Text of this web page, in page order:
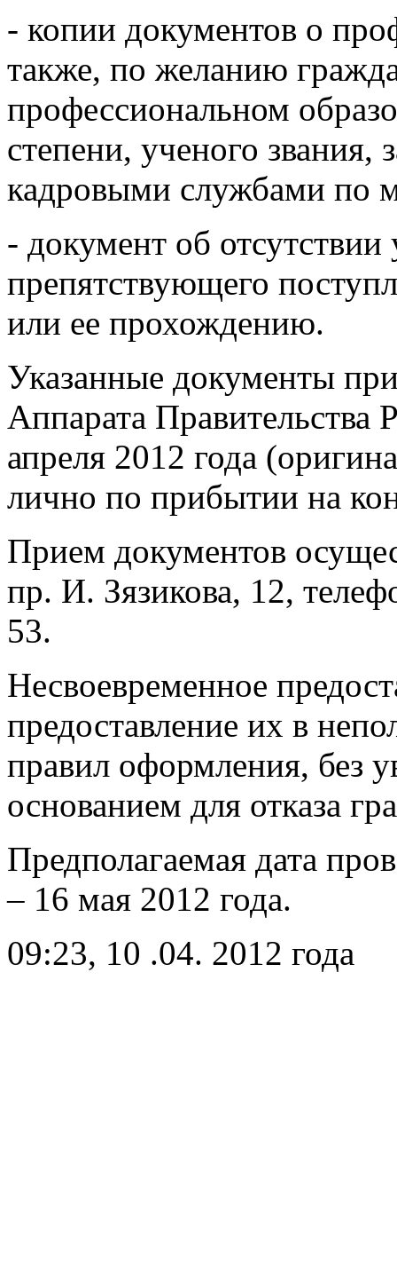
- копии документов о
также, по желанию
профессиональном
степени, ученого звания,
кадровыми службами по
- документ об
препятствующего
или ее прохождению.
Указанные документы
Аппарата Правительства
апреля 2012 года
лично по прибытии на
Прием документов
пр. И. Зязикова, 12,
53.
Несвоевременное
предоставление их в
правил оформления, без
основанием для отказа
Предполагаемая дата
– 16 мая 2012 года.
09:23, 10 .04. 2012 года